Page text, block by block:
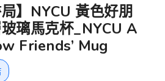
局】NYCU 黃色好朋
璃馬克杯_NYCU A
Friends’ Mug